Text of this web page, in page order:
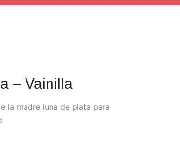
– Vainilla
la madre luna de plata para